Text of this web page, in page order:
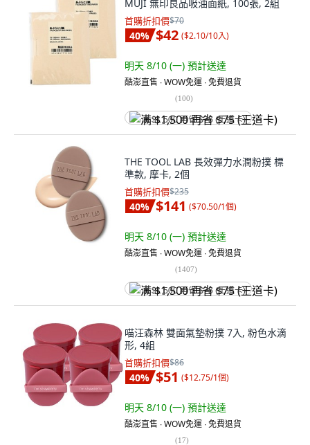
MUJI 無印良品吸油面紙, 100張, 2組
首購折扣價$70
40% $42 ($2.10/10入)
明天 8/10 (一) 預計送達
酷澎直售 ∙ WOW免運 ∙ 免費退貨
(100)
满 $1,500 再省 $75 (王道卡)
THE TOOL LAB 長效彈力水潤粉撲 標
準款, 摩卡, 2個
首購折扣價$235
40% $141 ($70.50/1個)
明天 8/10 (一) 預計送達
酷澎直售 ∙ WOW免運 ∙ 免費退貨
(1407)
满 $1,500 再省 $75 (王道卡)
喵汪森林 雙面氣墊粉撲 7入, 粉色水滴
形, 4組
首購折扣價$86
40% $51 ($12.75/1個)
明天 8/10 (一) 預計送達
酷澎直售 ∙ WOW免運 ∙ 免費退貨
(17)